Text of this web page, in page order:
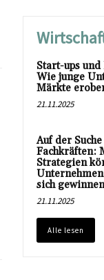
Start-ups
Wie junge
Märkte
21.11.2025
Auf der
Fachkräften:
Strategien
sich
21.11.2025
Alle lesen